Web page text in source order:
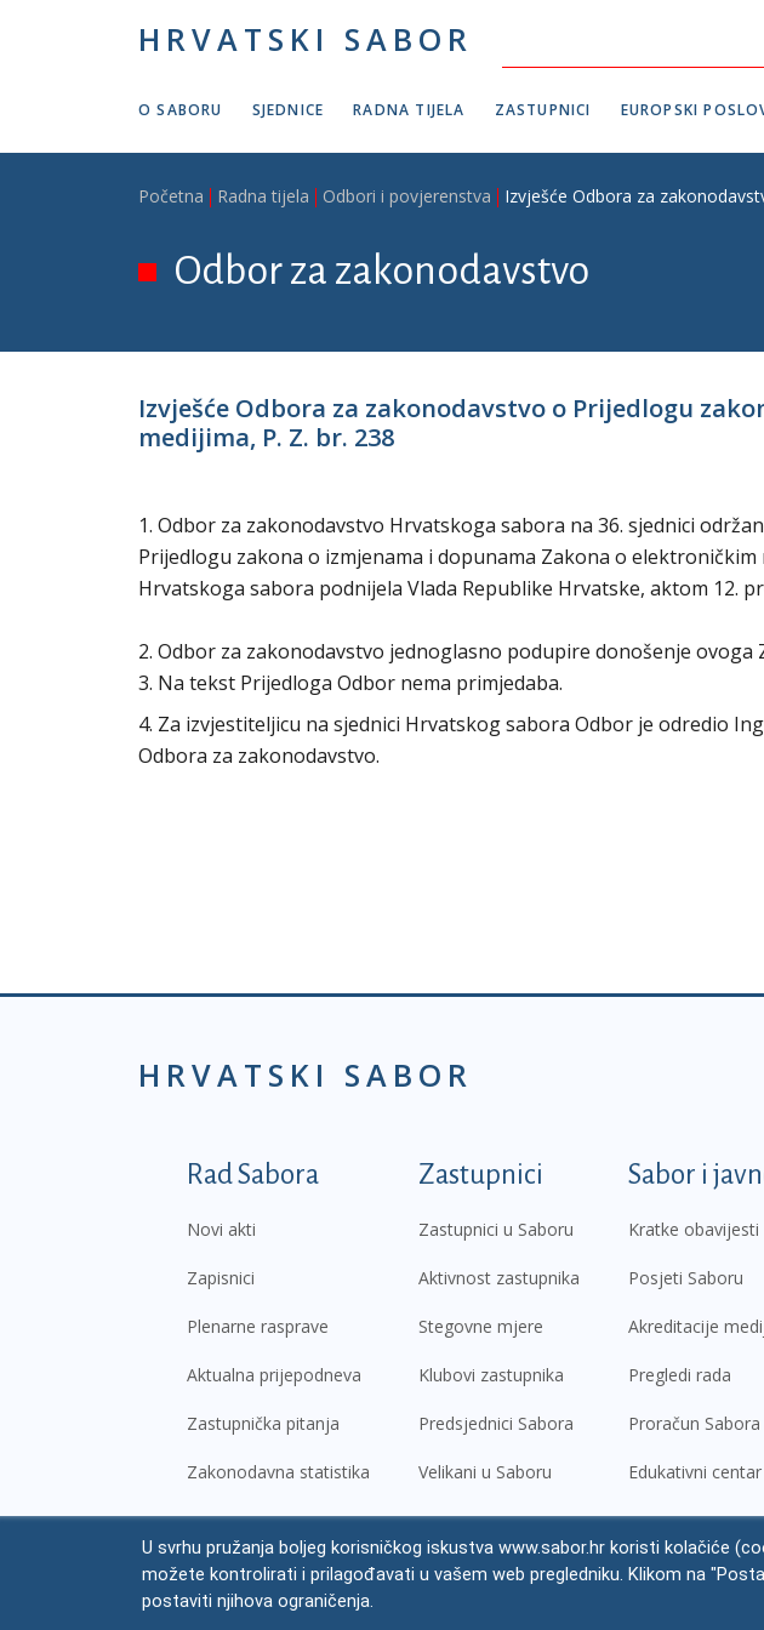
HRVATSKI SABOR
O SABORU SJEDNICE RADNA TIJELA ZASTUPNICI EUROPSKI
Breadcrumb
Početna Radna tijela Odbori i povjerenstva Izvješće Odbora za
Odbor za zakonodavstvo
Izvješće Odbora za zakonodavstvo o Prijedlogu
medijima, P. Z. br. 238
1. Odbor za zakonodavstvo Hrvatskoga sabora na 36. sjednici
Prijedlogu zakona o izmjenama i dopunama Zakona o elektroničkim
Hrvatskoga sabora podnijela Vlada Republike Hrvatske, aktom 12.
2. Odbor za zakonodavstvo jednoglasno podupire donošenje ovoga
3. Na tekst Prijedloga Odbor nema primjedaba.
4. Za izvjestiteljicu na sjednici Hrvatskog sabora Odbor je odredio
Odbora za zakonodavstvo.
HRVATSKI SABOR
Podnožje prvi izbornik
Rad Sabora
Novi akti
Zapisnici
Plenarne rasprave
Aktualna prijepodneva
Zastupnička pitanja
Zakonodavna statistika
Zastupnici
Zastupnici u Saboru
Aktivnost zastupnika
Stegovne mjere
Klubovi zastupnika
Predsjednici Sabora
Velikani u Saboru
Sabor i
Kratke obavijesti
Posjeti Saboru
Akreditacije
Pregledi rada
Proračun Sabora
Edukativni centar
© Hrvatski sabor, 2026 Pravne napomene Izjava o
U svrhu pružanja boljeg korisničkog iskustva www.sabor.hr koristi kolačiće
možete kontrolirati i prilagođavati u vašem web pregledniku. Klikom na
postaviti njihova ograničenja.